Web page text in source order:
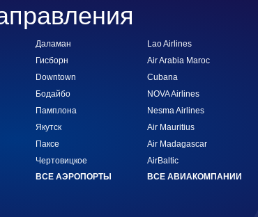
Даламан
Гисборн
Downtown
Бодайбо
Памплона
Якутск
Паксе
Чертовицкое
ВСЕ АЭРОПОРТЫ
Lao Airlines
Air Arabia Maroc
Cubana
NOVA Airlines
Nesma Airlines
Air Mauritius
Air Madagascar
AirBaltic
ВСЕ АВИАКОМПАНИИ